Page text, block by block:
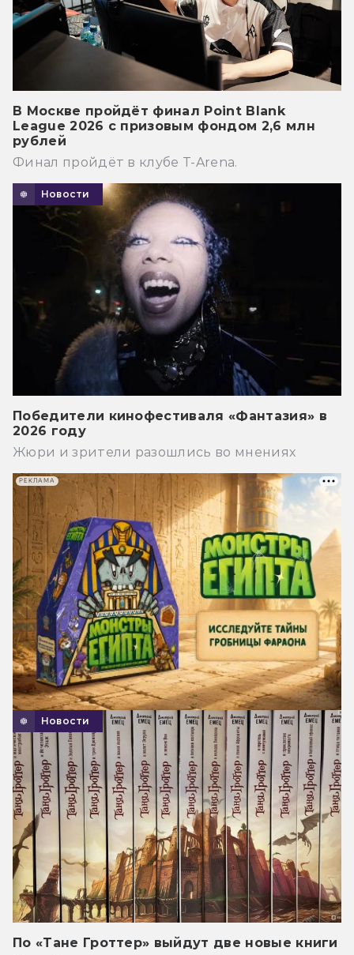
В Москве пройдёт финал Point Blank
League 2026 с призовым фондом 2,6 млн
рублей
Финал пройдёт в клубе T-Arena.
Новости
Победители кинофестиваля «Фантазия» в
2026 году
Жюри и зрители разошлись во мнениях
Новости
По «Тане Гроттер» выйдут две новые книги
РЕКЛАМА